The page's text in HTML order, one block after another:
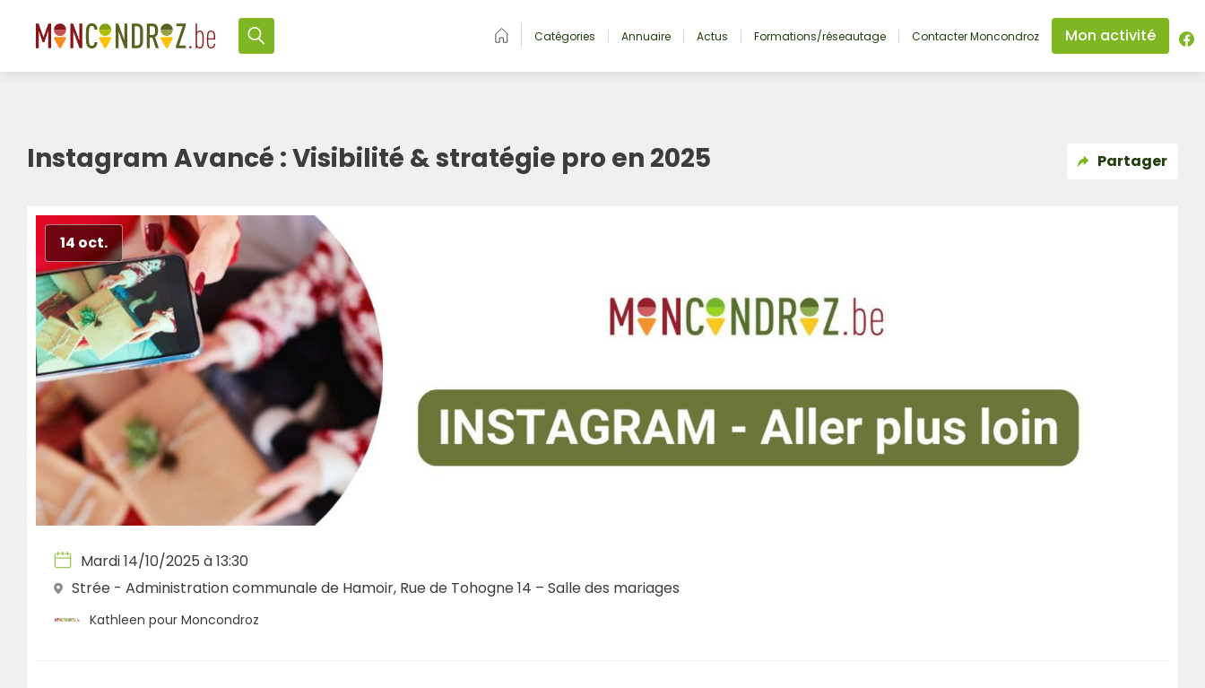
Catégories Annuaire Actus Formations/réseautage Contacter Moncondroz Mon activité
Instagram Avancé : Visibilité & stratégie pro en 2025 Partager
14 oct.
Mardi 14/10/2025 à 13:30
Strée - Administration communale de Hamoir, Rue de Tohogne 14 – Salle des mariages
Kathleen pour Moncondroz